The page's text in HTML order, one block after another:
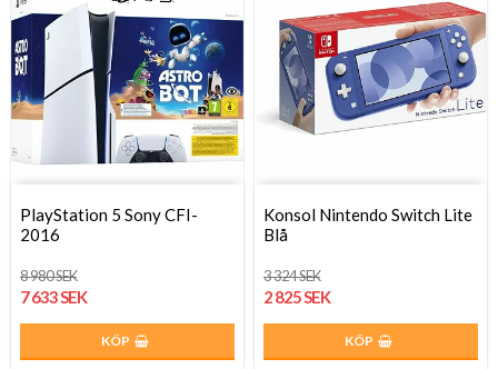
PlayStation 5 Sony CFI-
2016
8 980 SEK
7 633 SEK
KÖP
Konsol Nintendo Switch Lite
Blå
3 324 SEK
2 825 SEK
KÖP